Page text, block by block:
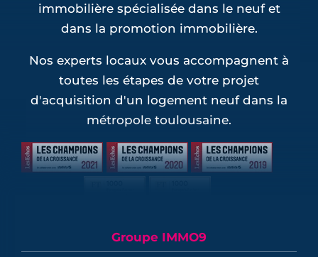
immobilière spécialisée dans le neuf et
dans la promotion immobilière.
Nos experts locaux vous accompagnent à
toutes les étapes de votre projet
d'acquisition d'un logement neuf dans la
métropole toulousaine.
Groupe IMMO9